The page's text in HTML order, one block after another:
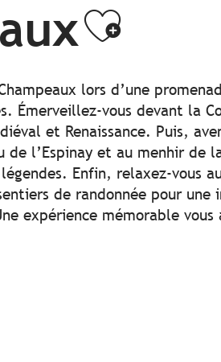
lors d’une
Émerveillez-vous devant la
et Renaissance. Puis,
l’Espinay et au menhir de
Enfin, relaxez-vous
de randonnée pour une
expérience mémorable